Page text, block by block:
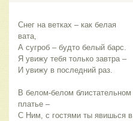
Снег на ветках – как белая
вата,
А сугроб – будто белый барс.
Я увижу тебя только завтра –
И увижу в последний раз.
В белом-белом блистательном
платье –
С Ним, с гостями ты явишься в